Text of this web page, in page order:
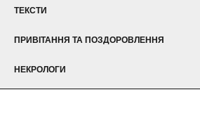
ТЕКСТИ
ПРИВІТАННЯ ТА ПОЗДОРОВЛЕННЯ
НЕКРОЛОГИ